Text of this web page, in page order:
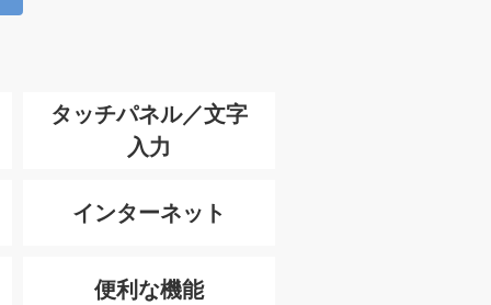
タッチパネル／文字
入力
インターネット
便利な機能